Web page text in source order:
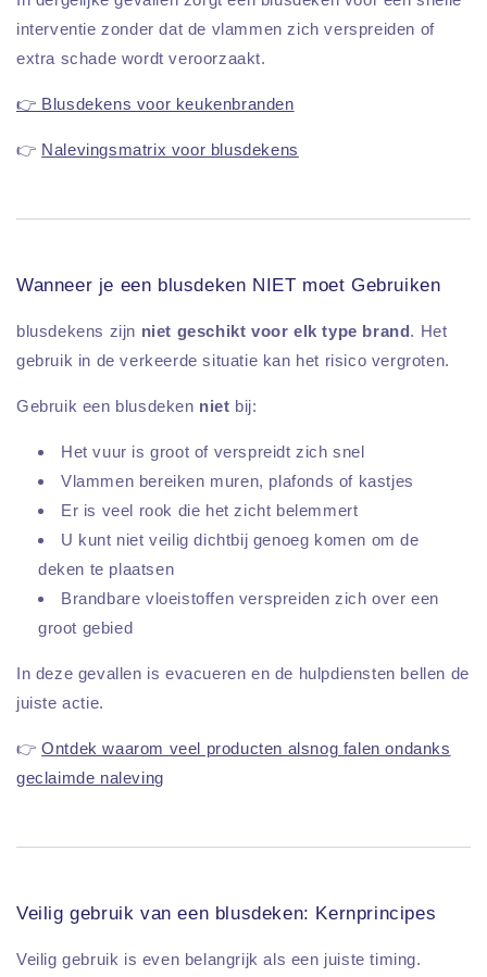
interventie zonder dat de vlammen zich verspreiden of
extra schade wordt veroorzaakt.
👉 Blusdekens voor keukenbranden
👉 Nalevingsmatrix voor blusdekens
Wanneer je een blusdeken NIET moet Gebruiken
blusdekens zijn niet geschikt voor elk type brand. Het
gebruik in de verkeerde situatie kan het risico vergroten.
Gebruik een blusdeken niet bij:
Het vuur is groot of verspreidt zich snel
Vlammen bereiken muren, plafonds of kastjes
Er is veel rook die het zicht belemmert
U kunt niet veilig dichtbij genoeg komen om de
deken te plaatsen
Brandbare vloeistoffen verspreiden zich over een
groot gebied
In deze gevallen is evacueren en de hulpdiensten bellen de
juiste actie.
👉Ontdek waarom veel producten alsnog falen ondanks
geclaimde naleving
Veilig gebruik van een blusdeken: Kernprincipes
Veilig gebruik is even belangrijk als een juiste timing.